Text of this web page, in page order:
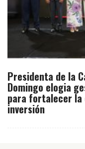
Presidenta de la
Domingo elogia
para fortalecer la
inversión